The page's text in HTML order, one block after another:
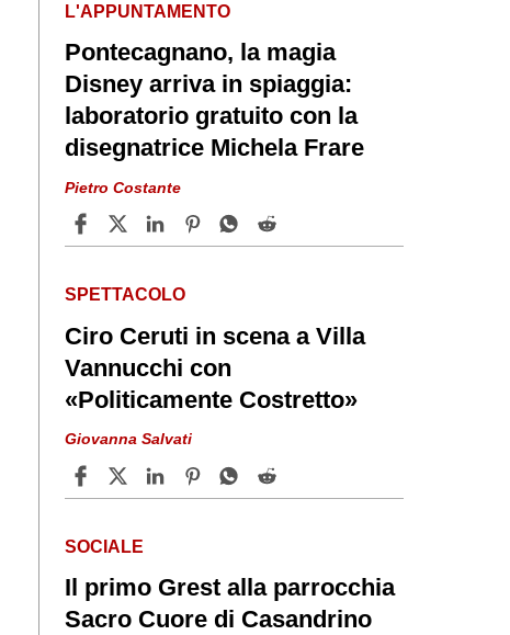
L'APPUNTAMENTO
Pontecagnano, la magia
Disney arriva in spiaggia:
laboratorio gratuito con la
disegnatrice Michela Frare
Pietro Costante
SPETTACOLO
Ciro Ceruti in scena a Villa
Vannucchi con
«Politicamente Costretto»
Giovanna Salvati
SOCIALE
Il primo Grest alla parrocchia
Sacro Cuore di Casandrino